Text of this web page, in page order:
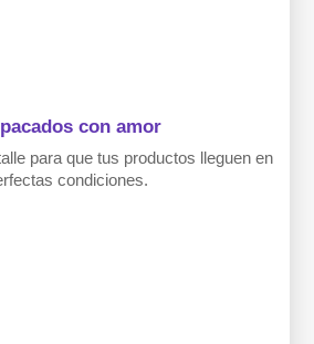
con amor
para que tus productos lleguen en
condiciones.